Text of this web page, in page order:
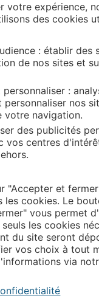
votre expérience,
des cookies
: établir des
de nos sites et
personnaliser :
personnaliser nos
votre navigation.
des publicités
vos centres
"Accepter et
les cookies. Le
vous permet
les cookies
du site seront
vos choix à tout
via